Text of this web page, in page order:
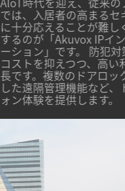
AloT時代を迎え、従来
では、入居者の高まるセ
に十分応えることが難し
するのが「Akuvox IPイ
ーション」です。 防犯
コストを抑えつつ、高
長です。複数のドアロッ
した遠隔管理機能など
ォン体験を提供します。